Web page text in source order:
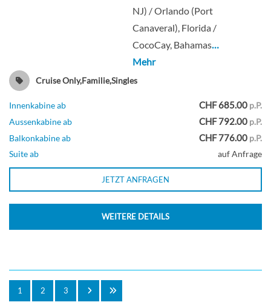
Suite
Star Loft Suite-[TL]
Ultimate Panoramic Suite-[UP]
NJ) / Orlando (Port
Canaveral), Florida /
CocoCay, Bahamas…
Mehr
Cruise Only,Familie,Singles
Innenkabine ab CHF 685.00 p.P.
Aussenkabine ab
CHF 792.00 p.P.
Balkonkabine ab
CHF 776.00 p.P.
Suite ab
auf Anfrage
JETZT ANFRAGEN
WEITERE DETAILS
1 2 3